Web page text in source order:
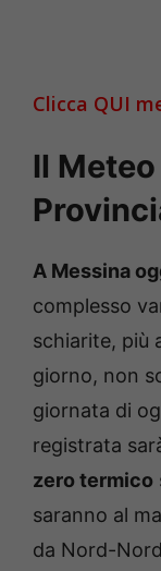
Clicca QUI
Il
A Messina
complesso
schiarite, più
giorno, non
giornata di
registrata
zero termico
saranno al
da Nord-